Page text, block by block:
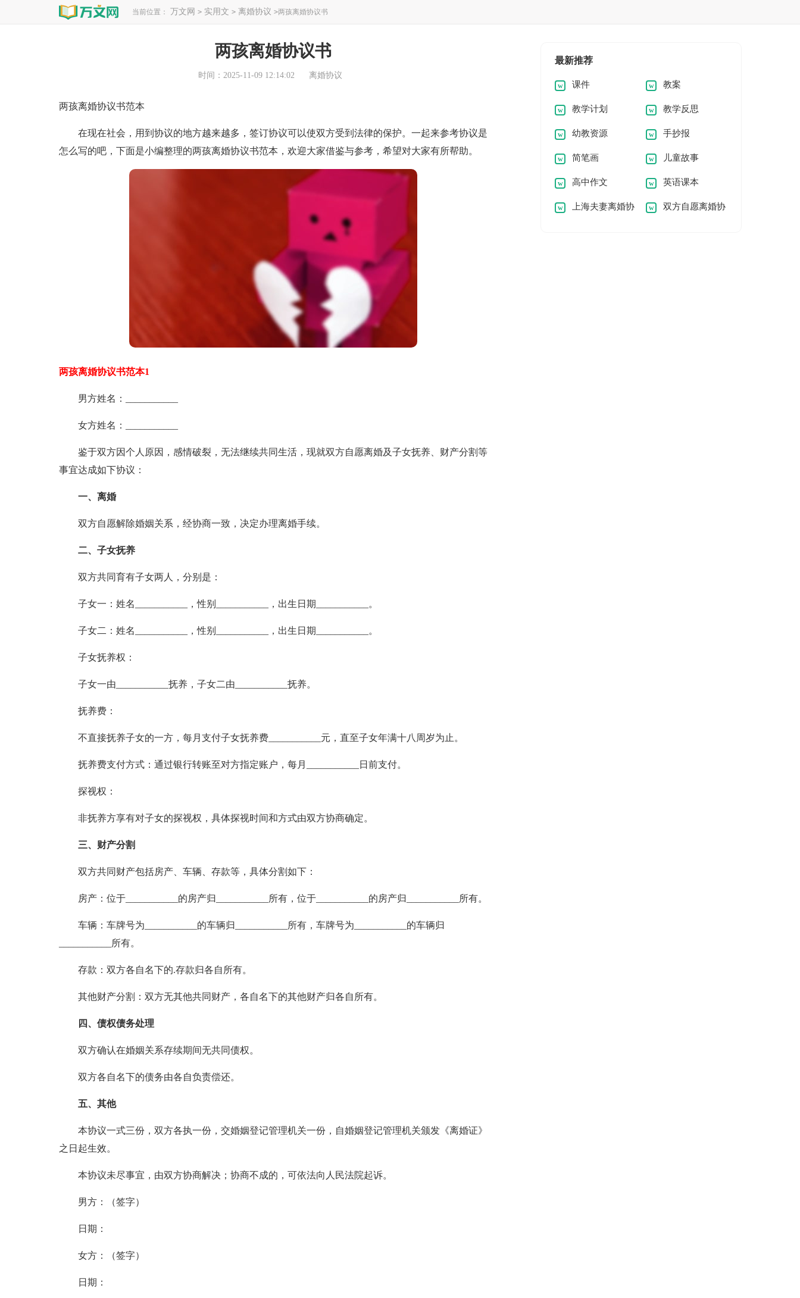
当前位置： 万文网 > 实用文 > 离婚协议 >两孩离婚协议书
两孩离婚协议书
时间：2025-11-09 12:14:02 离婚协议
两孩离婚协议书范本
在现在社会，用到协议的地方越来越多，签订协议可以使双方受到法律的保护。一起来参考协议是
怎么写的吧，下面是小编整理的两孩离婚协议书范本，欢迎大家借鉴与参考，希望对大家有所帮助。
两孩离婚协议书范本1
男方姓名：___________
女方姓名：___________
鉴于双方因个人原因，感情破裂，无法继续共同生活，现就双方自愿离婚及子女抚养、财产分割等
事宜达成如下协议：
一、离婚
双方自愿解除婚姻关系，经协商一致，决定办理离婚手续。
二、子女抚养
双方共同育有子女两人，分别是：
子女一：姓名___________，性别___________，出生日期___________。
子女二：姓名___________，性别___________，出生日期___________。
子女抚养权：
子女一由___________抚养，子女二由___________抚养。
抚养费：
不直接抚养子女的一方，每月支付子女抚养费___________元，直至子女年满十八周岁为止。
抚养费支付方式：通过银行转账至对方指定账户，每月___________日前支付。
探视权：
非抚养方享有对子女的探视权，具体探视时间和方式由双方协商确定。
三、财产分割
双方共同财产包括房产、车辆、存款等，具体分割如下：
房产：位于___________的房产归___________所有，位于___________的房产归___________所有。
车辆：车牌号为___________的车辆归___________所有，车牌号为___________的车辆归
___________所有。
存款：双方各自名下的.存款归各自所有。
其他财产分割：双方无其他共同财产，各自名下的其他财产归各自所有。
四、债权债务处理
双方确认在婚姻关系存续期间无共同债权。
双方各自名下的债务由各自负责偿还。
五、其他
本协议一式三份，双方各执一份，交婚姻登记管理机关一份，自婚姻登记管理机关颁发《离婚证》
之日起生效。
本协议未尽事宜，由双方协商解决；协商不成的，可依法向人民法院起诉。
男方：（签字）
日期：
女方：（签字）
日期：
最新推荐
课件 教案
教学计划 教学反思
幼教资源 手抄报
简笔画 儿童故事
高中作文 英语课本
上海夫妻离婚协 双方自愿离婚协